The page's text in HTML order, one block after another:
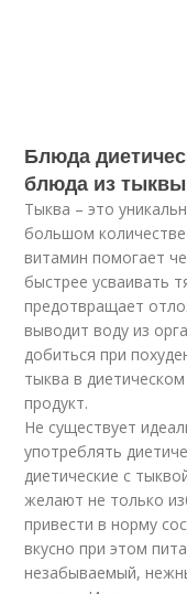
Блюда
блюда из тыквы
Тыква – это
большом
витамин помогает
быстрее усваивать
предотвращает
выводит воду из
добиться при
тыква в
продукт.
Не существует
употреблять
диетические с
желают не только
привести в норму
вкусно при этом
незабываемый,